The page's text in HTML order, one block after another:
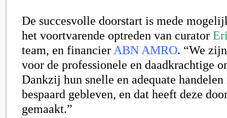
De succesvolle doorstart is mede
het voortvarende optreden van curator
team, en financier ABN AMRO. “We
voor de professionele en daadkrachtige
Dankzij hun snelle en adequate
bespaard gebleven, en dat heeft deze
gemaakt.”